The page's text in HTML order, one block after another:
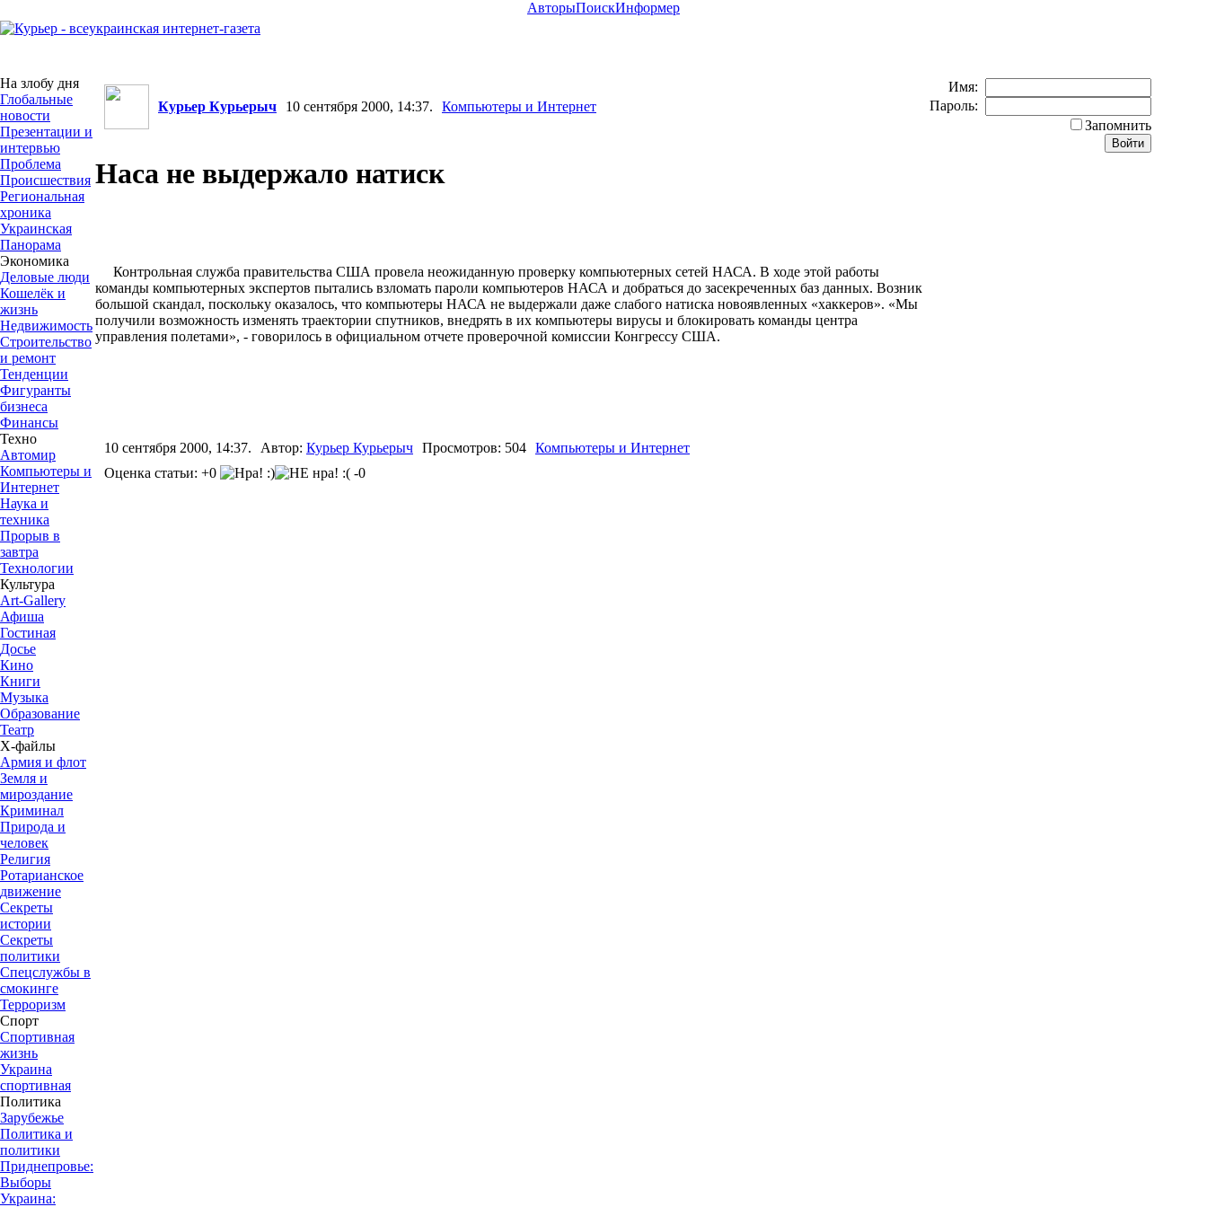
АвторыПоискИнформер
На злобу дня
Глобальные
новости
Презентации и
интервью
Проблема
Происшествия
Региональная
хроника
Украинская
Панорама
Экономика
Деловые люди
Кошелёк и
жизнь
Недвижимость
Строительство
и ремонт
Тенденции
Фигуранты
бизнеса
Финансы
Техно
Автомир
Компьютеры и
Интернет
Наука и
техника
Прорыв в
завтра
Технологии
Культура
Art-Gallery
Афиша
Гостиная
Досье
Кино
Книги
Музыка
Образование
Театр
Х-файлы
Армия и флот
Земля и
мироздание
Криминал
Природа и
человек
Религия
Ротарианское
движение
Секреты
истории
Секреты
политики
Спецслужбы в
смокинге
Терроризм
Спорт
Спортивная
жизнь
Украина
спортивная
Политика
Зарубежье
Политика и
политики
Приднепровье:
Выборы
Украина:
Курьер Курьерыч 10 сентября 2000, 14:37. Компьютеры и Интернет
Наса не выдержало натиск
Контрольная служба правительства США провела неожиданную проверку компьютерных сетей НАСА. В ходе этой работы
команды компьютерных экспертов пытались взломать пароли компьютеров НАСА и добраться до засекреченных баз данных. Возник
большой скандал, поскольку оказалось, что компьютеры НАСА не выдержали даже слабого натиска новоявленных «хаккеров». «Мы
получили возможность изменять траектории спутников, внедрять в их компьютеры вирусы и блокировать команды центра
управления полетами», - говорилось в официальном отчете проверочной комиссии Конгрессу США.
10 сентября 2000, 14:37. Автор: Курьер Курьерыч Просмотров: 504 Компьютеры и Интернет
Оценка статьи: +0
-0
Имя:
Пароль:
Запомнить